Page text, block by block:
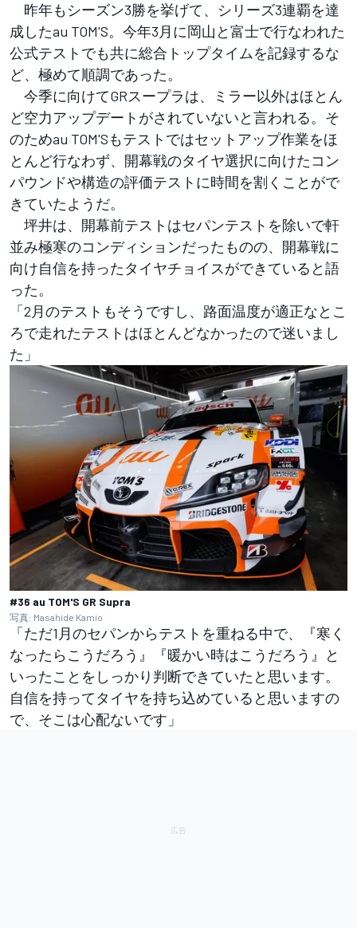
昨年もシーズン3勝を挙げて、シリーズ3連覇を達
成したau TOM'S。今年3月に岡山と富士で行なわれた
公式テストでも共に総合トップタイムを記録するな
ど、極めて順調であった。
今季に向けてGRスープラは、ミラー以外はほとん
ど空力アップデートがされていないと言われる。そ
のためau TOM'Sもテストではセットアップ作業をほ
とんど行なわず、開幕戦のタイヤ選択に向けたコン
パウンドや構造の評価テストに時間を割くことがで
きていたようだ。
坪井は、開幕前テストはセパンテストを除いで軒
並み極寒のコンディションだったものの、開幕戦に
向け自信を持ったタイヤチョイスができていると語
った。
「2月のテストもそうですし、路面温度が適正なとこ
ろで走れたテストはほとんどなかったので迷いまし
た」
#36 au TOM'S GR Supra
写真: Masahide Kamio
「ただ1月のセパンからテストを重ねる中で、『寒く
なったらこうだろう』『暖かい時はこうだろう』と
いったことをしっかり判断できていたと思います。
自信を持ってタイヤを持ち込めていると思いますの
で、そこは心配ないです」